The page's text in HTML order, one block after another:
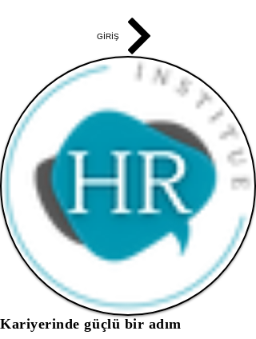
GİRİŞ
Kariyerinde güçlü bir adım